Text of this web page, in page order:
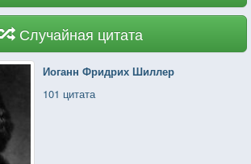
Случайная цитата
Иоганн Фридрих Шиллер
101 цитата